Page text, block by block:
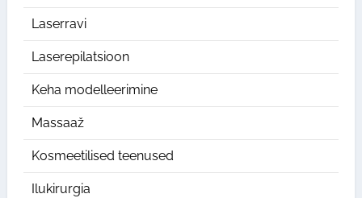
Laserravi
Laserepilatsioon
Keha modelleerimine
Massaaž
Kosmeetilised teenused
Ilukirurgia